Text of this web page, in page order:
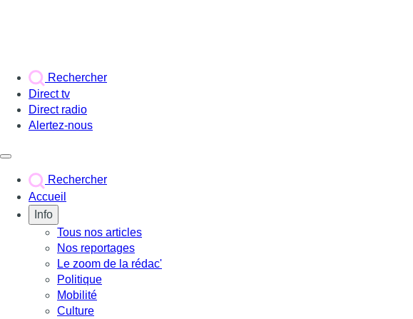
Rechercher
Direct tv
Direct radio
Alertez-nous
Rechercher
Accueil
Info
Tous nos articles
Nos reportages
Le zoom de la rédac'
Politique
Mobilité
Culture